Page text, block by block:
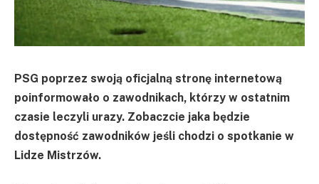
PSG poprzez swoją oficjalną stronę internetową
poinformowało o zawodnikach, którzy w ostatnim
czasie leczyli urazy. Zobaczcie jaka będzie
dostępność zawodników jeśli chodzi o spotkanie w
Lidze Mistrzów.